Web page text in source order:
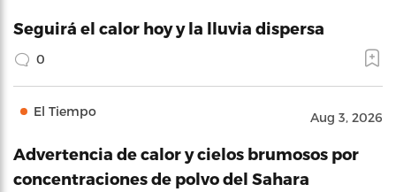
Seguirá el calor hoy y la lluvia dispersa
0
El Tiempo Aug 3, 2026
Advertencia de calor y cielos brumosos por
concentraciones de polvo del Sahara